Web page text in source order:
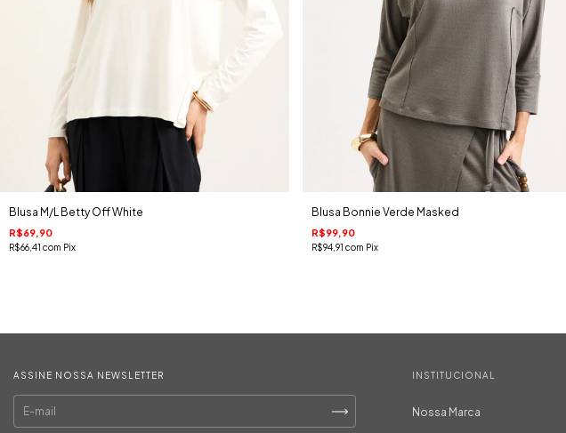
Blusa M/L Betty Off White
R$69,90
R$66,41 com Pix
Blusa Bonnie Verde Masked
R$99,90
R$94,91 com Pix
ASSINE NOSSA NEWSLETTER INSTITUCIONAL
Nossa Marca